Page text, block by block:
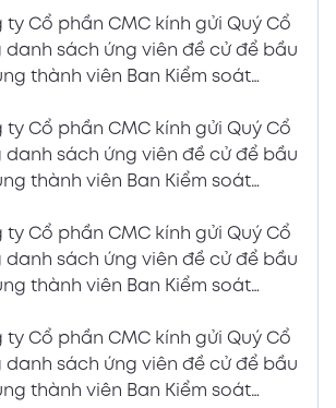
ĐHĐCĐ THƯỜNG NIÊN NĂM 2024
nhiệm và bầu bổ sung TV –
MỜI HỌP VÀ ĐƯỜNG DẪN TÀI
ĐHĐCĐ THƯỜNG NIÊN NĂM 2024
BKS)
THƯỜNG NIÊN NĂM 2024
Xem PDF
ty Cổ phần CMC kính gửi Quý Cổ
danh sách ứng viên đề cử để bầu
thành viên Ban Kiểm soát
ty Cổ phần CMC kính gửi Quý Cổ
danh sách ứng viên đề cử để bầu
thành viên Ban Kiểm soát
ty Cổ phần CMC kính gửi Quý Cổ
danh sách ứng viên đề cử để bầu
thành viên Ban Kiểm soát
ty Cổ phần CMC kính gửi Quý Cổ
danh sách ứng viên đề cử để bầu
thành viên Ban Kiểm soát